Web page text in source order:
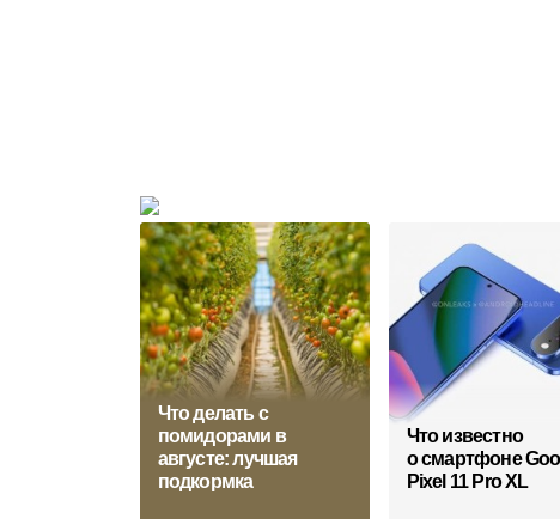
Что делать с
помидорами в
августе: лучшая
подкормка
Что известно
о смартфоне
Pixel 11 Pro XL